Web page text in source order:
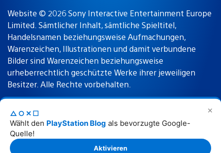
✕
△○✕☐
Wählt den PlayStation Blog als bevorzugte Google-
Quelle!
Aktivieren
Website © 2026 Sony Interactive Entertainment Europe
Limited. Sämtlicher Inhalt, sämtliche Spieltitel,
Handelsnamen beziehungsweise Aufmachungen,
Warenzeichen, Illustrationen und damit verbundene
Bilder sind Warenzeichen beziehungsweise
urheberrechtlich geschützte Werke ihrer jeweiligen
Besitzer. Alle Rechte vorbehalten.
Nutzungsbedingungen Datenschutzrichtlinie
Rechtliche Hinweise